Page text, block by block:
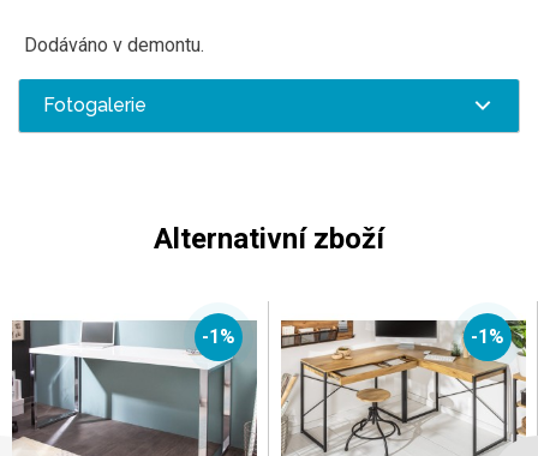
Dodáváno v demontu.
Fotogalerie
Alternativní zboží
-1% -1%